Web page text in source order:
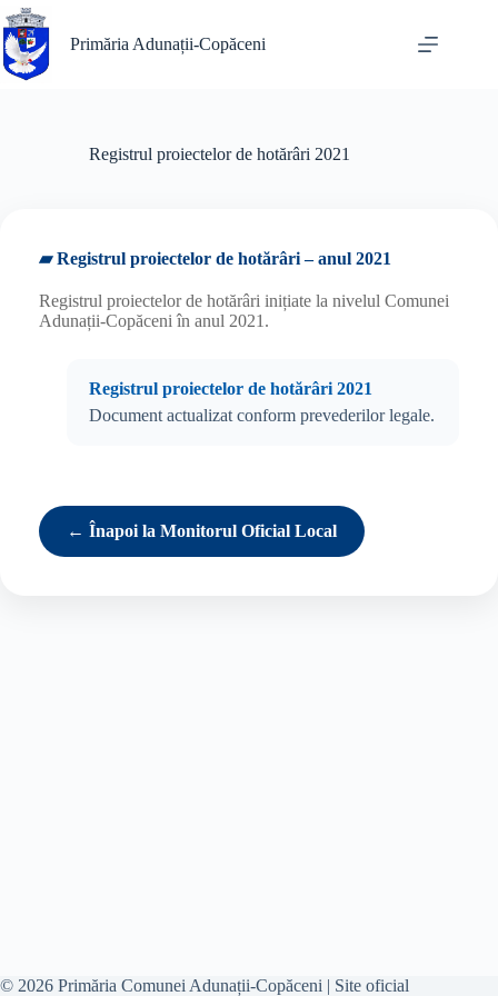
Sari
la
conținut
Primăria Adunații-Copăceni
Registrul proiectelor de hotărâri 2021
▰ Registrul proiectelor de hotărâri – anul 2021
Registrul proiectelor de hotărâri inițiate la nivelul Comunei
Adunații-Copăceni în anul 2021.
Registrul proiectelor de hotărâri 2021
Document actualizat conform prevederilor legale.
← Înapoi la Monitorul Oficial Local
© 2026 Primăria Comunei Adunații-Copăceni | Site oficial